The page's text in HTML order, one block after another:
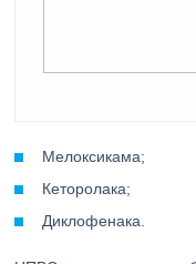
Мелоксикама;
Кеторолака;
Диклофенака.